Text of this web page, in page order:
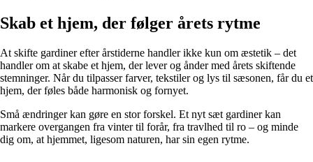
Skab et hjem, der følger årets rytme
At skifte gardiner efter årstiderne handler ikke kun om æstetik – det
handler om at skabe et hjem, der lever og ånder med årets skiftende
stemninger. Når du tilpasser farver, tekstiler og lys til sæsonen, får du et
hjem, der føles både harmonisk og fornyet.
Små ændringer kan gøre en stor forskel. Et nyt sæt gardiner kan
markere overgangen fra vinter til forår, fra travlhed til ro – og minde
dig om, at hjemmet, ligesom naturen, har sin egen rytme.